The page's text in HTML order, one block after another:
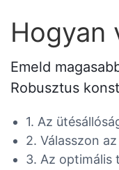
Hogyan
Emeld
Robusztus
1. Az
2. Válasszon
3. Az optimális